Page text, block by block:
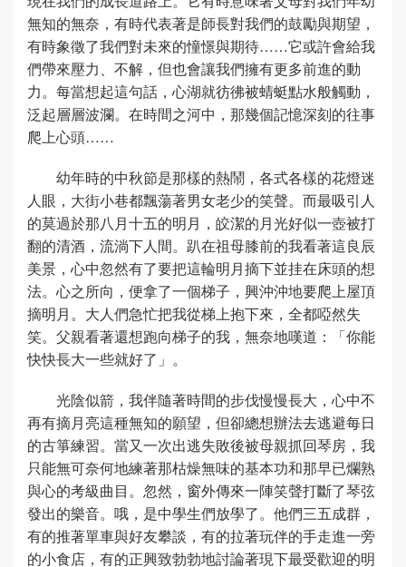
無知的無奈，有時代表著是師長對我們的鼓勵與期望，
有時象徵了我們對未來的憧憬與期待……它或許會給我
們帶來壓力、不解，但也會讓我們擁有更多前進的動
力。每當想起這句話，心湖就彷彿被蜻蜓點水般觸動，
泛起層層波瀾。在時間之河中，那幾個記憶深刻的往事
爬上心頭……
幼年時的中秋節是那樣的熱鬧，各式各樣的花燈迷
人眼，大街小巷都飄蕩著男女老少的笑聲。而最吸引人
的莫過於那八月十五的明月，皎潔的月光好似一壺被打
翻的清酒，流淌下人間。趴在祖母膝前的我看著這良辰
美景，心中忽然有了要把這輪明月摘下並挂在床頭的想
法。心之所向，便拿了一個梯子，興沖沖地要爬上屋頂
摘明月。大人們急忙把我從梯上抱下來，全都啞然失
笑。父親看著還想跑向梯子的我，無奈地嘆道：「你能
快快長大一些就好了」。
光陰似箭，我伴隨著時間的步伐慢慢長大，心中不
再有摘月亮這種無知的願望，但卻總想辦法去逃避每日
的古箏練習。當又一次出逃失敗後被母親抓回琴房，我
只能無可奈何地練著那枯燥無味的基本功和那早已爛熟
與心的考級曲目。忽然，窗外傳來一陣笑聲打斷了琴弦
發出的樂音。哦，是中學生們放學了。他們三五成群，
有的推著單車與好友攀談，有的拉著玩伴的手走進一旁
的小食店，有的正興致勃勃地討論著現下最受歡迎的明